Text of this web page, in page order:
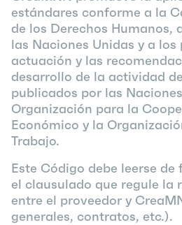
estándares conforme a la
de los Derechos Humanos,
las Naciones Unidas y a los
actuación y las
desarrollo de la actividad
publicados por las
Organización para la
Económico y la
Trabajo.
Este Código debe leerse
el clausulado que regule la
entre el proveedor y
generales, contratos, etc.).